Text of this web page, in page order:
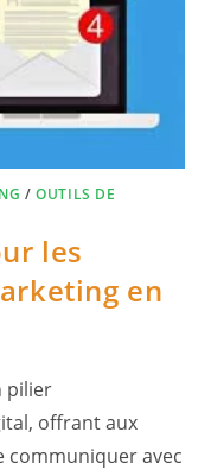
/OUTILS DE
les
en
pilier
offrant aux
communiquer avec